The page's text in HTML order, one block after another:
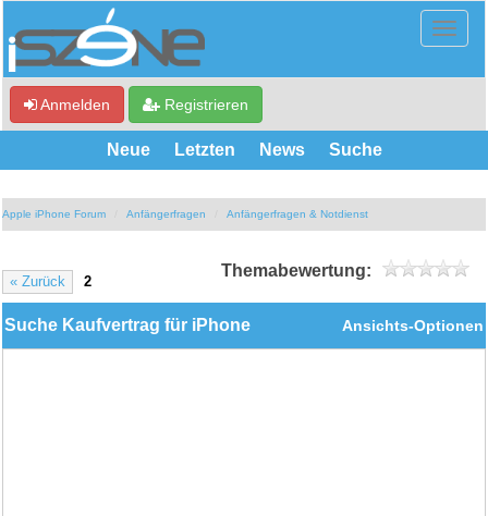
Anmelden Registrieren
Neue Letzten News Suche
Apple iPhone Forum Anfängerfragen Anfängerfragen & Notdienst
« Zurück 2
Themabewertung:
Ansichts-Optionen
Suche Kaufvertrag für iPhone